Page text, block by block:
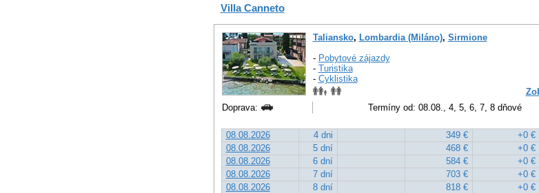
Villa Canneto
Taliansko, Lombardia (Miláno), Sirmione
- Pobytové zájazdy
- Turistika
- Cyklistika
Doprava:
Termíny od: 08.08., 4, 5, 6, 7, 8 dňové
08.08.2026 4 dni 349 €
+0 €
08.08.2026
5 dní 468 €
+0 €
08.08.2026
6 dní 584 €
+0 €
08.08.2026
7 dní 703 €
+0 €
08.08.2026
8 dní 818 € +0 €